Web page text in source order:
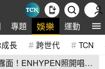
專題 娛樂 運動 全
長 跨世代 TCN
面！ENHYPEN照開唱